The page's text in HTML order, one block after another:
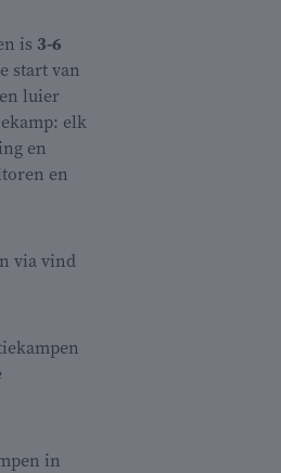
is 3-6
start van
luier
elk
en
en
via vind
in